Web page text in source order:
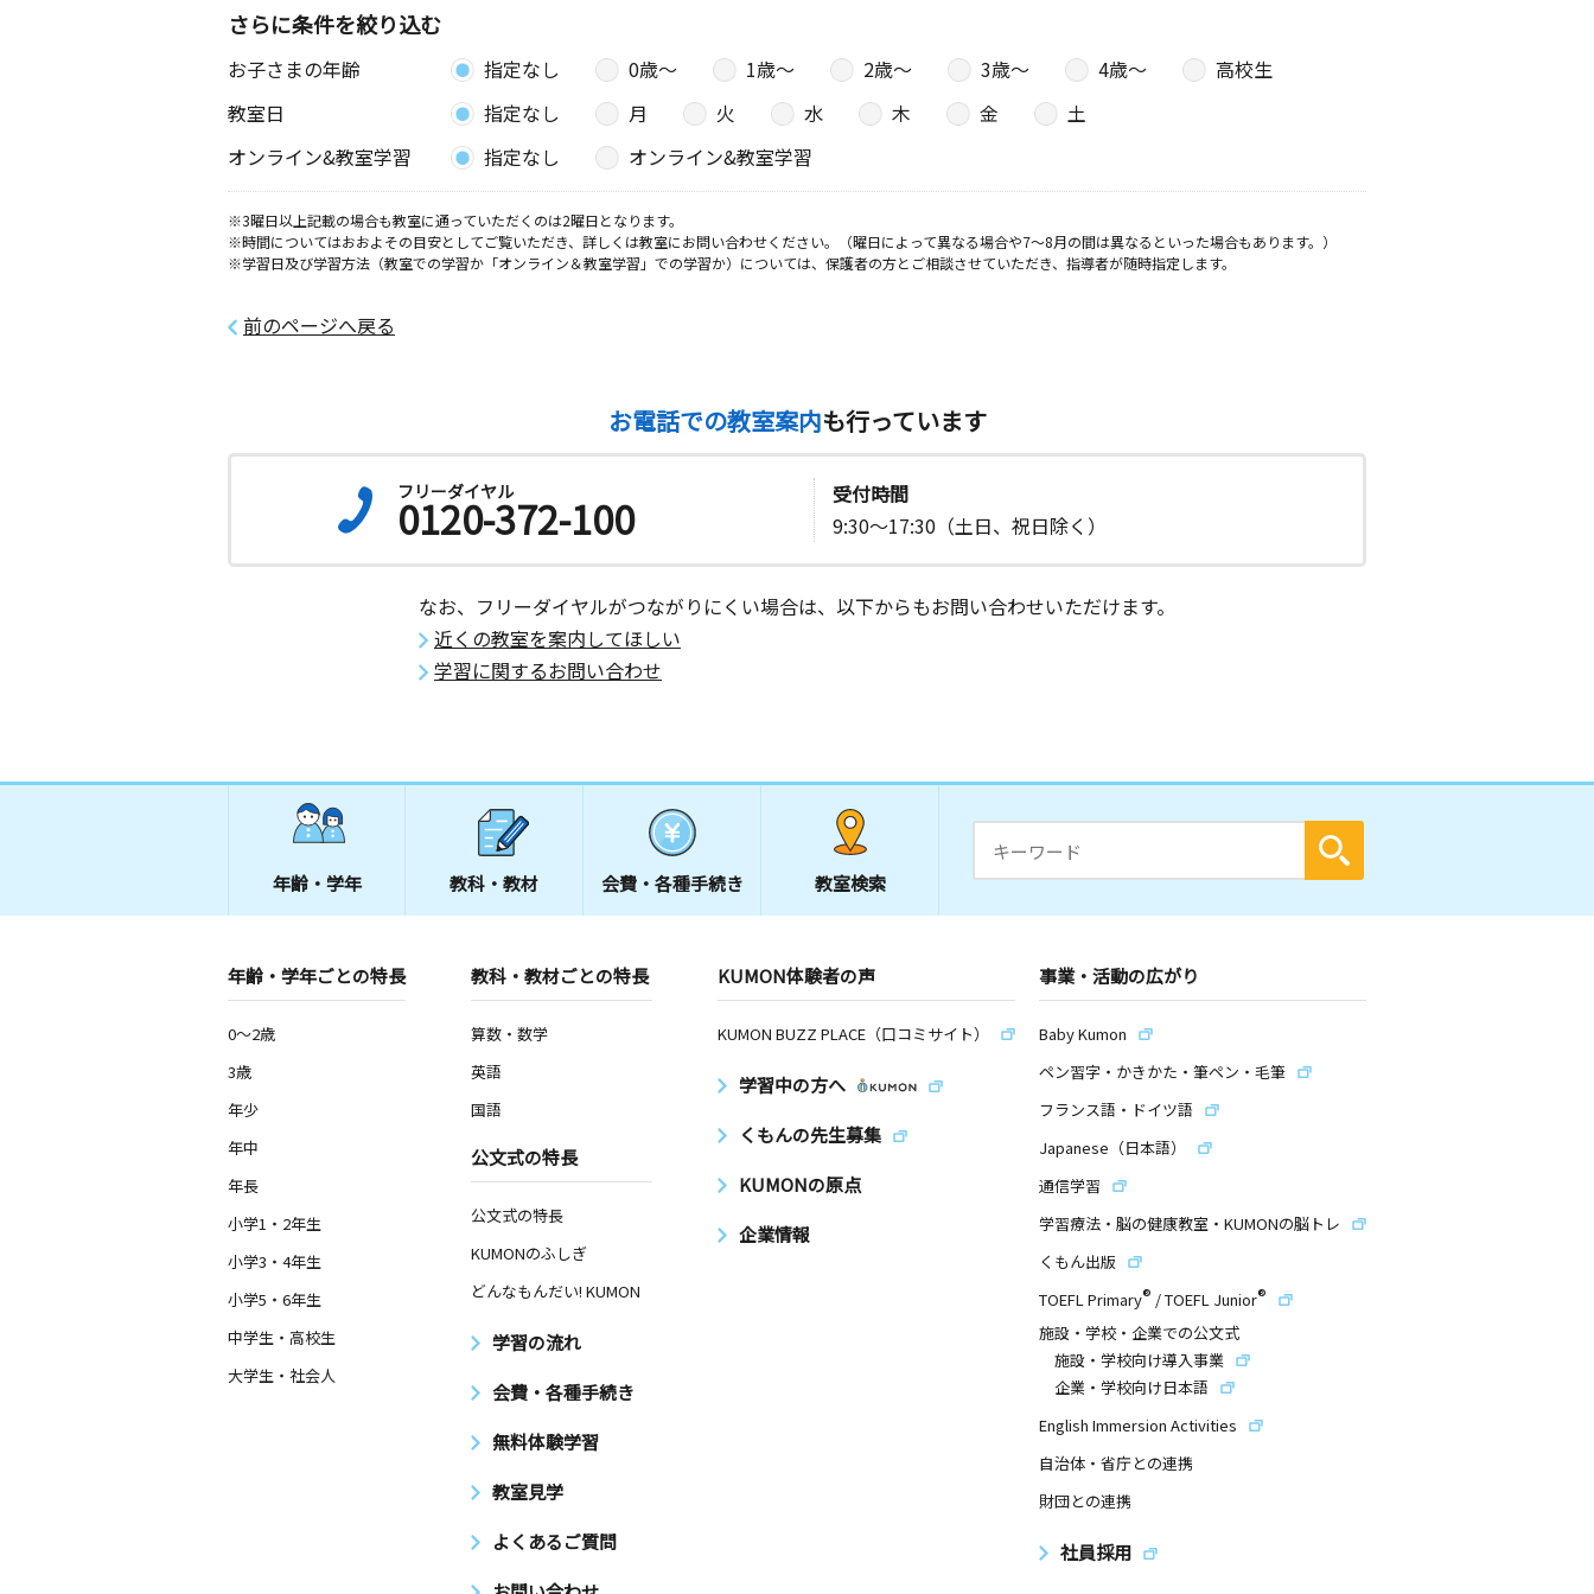
さらに条件を絞り込む
お子さまの年齢 指定なし 0歳〜 1歳〜 2歳〜 3歳〜 4歳〜
高校生
教室日
指定なし 月 火 水 木 金
土
オンライン&教室学習
指定なし オンライン&教室学習
※3曜日以上記載の場合も教室に通っていただくのは2曜日となります。
※時間についてはおおよその目安としてご覧いただき、詳しくは教室にお問い合わせください。（曜日によって異なる場合や7～8月の間は異なるといった場合もあります。）
※学習日及び学習方法（教室での学習か「オンライン＆教室学習」での学習か）については、保護者の方とご相談させていただき、指導者が随時指定します。
前のページへ戻る
お電話での教室案内も行っています
フリーダイヤル
0120-372-100
受付時間
9:30～17:30（土日、祝日除く）
なお、フリーダイヤルがつながりにくい場合は、以下からもお問い合わせいただけます。
近くの教室を案内してほしい
学習に関するお問い合わせ
年齢・学年 教科・教材 会費・ 各種手続き 教室検索
年齢・学年ごとの特長
0～2歳
3歳
年少
年中
年長
小学1・2年生
小学3・4年生
小学5・6年生
中学生・高校生
大学生・社会人
教科・教材ごとの特長
算数・数学
英語
国語
公文式の特長
公文式の特長
KUMONのふしぎ
どんなもんだい! KUMON
学習の流れ
会費・各種手続き
無料体験学習
教室見学
よくあるご質問
KUMON体験者の声
KUMON BUZZ PLACE（口コミサイト）
学習中の方へ
くもんの先生募集
KUMONの原点
企業情報
事業・活動の広がり
Baby Kumon
ペン習字・かきかた・筆ペン・毛筆
フランス語・ドイツ語
Japanese（日本語）
通信学習
学習療法・脳の健康教室・KUMONの脳トレ
くもん出版
TOEFL Primary® /TOEFL Junior®
施設・学校・企業での公文式
施設・学校向け導入事業
企業・学校向け日本語
English Immersion Activities
自治体・省庁との連携
財団との連携
社員採用